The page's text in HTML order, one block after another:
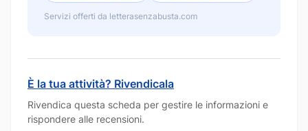
Servizi offerti da letterasenzabusta.com
È la tua attività? Rivendicala
Rivendica questa scheda per gestire le informazioni e
rispondere alle recensioni.